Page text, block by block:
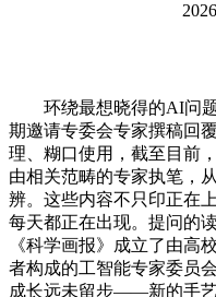
环绕最想晓得的AI问题
期邀请专委会专家撰稿回
理、糊口使用，截至目前
由相关范畴的专家执笔，
辨。这些内容不只印正在
每天都正在出现。提问的
《科学画报》成立了由高
者构成的工智能专家委员
成长远未留步——新的手